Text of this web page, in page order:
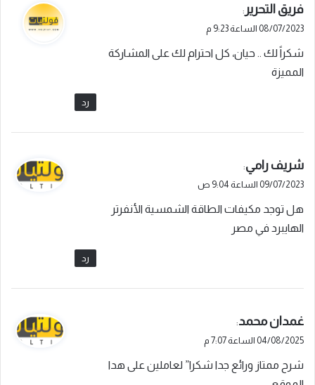
ي
ق
ل
فريق التحرير :
08/07/2023 الساعة 9:23 م
شكراً لك .. حيان، كل احترام لك على المشاركة
المميزة
رد
ي
ق
ل
شريف رامي:
09/07/2023 الساعة 9:04 ص
هل توجد مكيفات الطاقة الشمسية الأنفرتر
الهايبرد في مصر
رد
ي
ق
ل
غمدان محمد:
04/08/2025 الساعة 7:07 م
شرح ممتاز ورائع جدا شكرا” لعاملين على هدا